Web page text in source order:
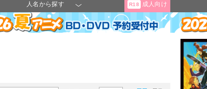
人名から探す R18 成人向け